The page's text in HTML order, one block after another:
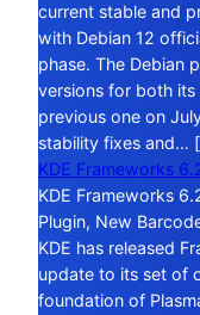
current stable and
with Debian 12
phase. The Debian
versions for both its
previous one on
stability fixes and…
KDE Frameworks
KDE Frameworks
Plugin, New
KDE has released
update to its set of
foundation of